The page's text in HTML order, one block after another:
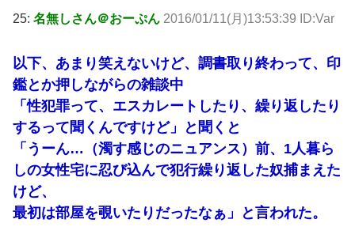
25: 名無しさん＠おーぷん 2016/01/11(月)13:53:39 ID:Var
以下、あまり笑えないけど、調書取り終わって、印
鑑とか押しながらの雑談中
「性犯罪って、エスカレートしたり、繰り返したり
するって聞くんですけど」と聞くと
「うーん…（濁す感じのニュアンス）前、1人暮ら
しの女性宅に忍び込んで犯行繰り返した奴捕まえた
けど、
最初は部屋を覗いたりだったなぁ」と言われた。